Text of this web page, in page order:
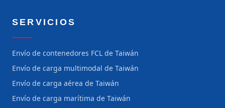
SERVICIOS
Envío de contenedores FCL de Taiwán
Envío de carga multimodal de Taiwán
Envío de carga aérea de Taiwán
Envío de carga marítima de Taiwán